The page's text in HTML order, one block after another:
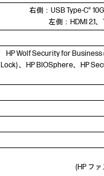
右側：USB Type-C®
左側：HDMI 2.1
HP Wolf Security for
Lock) 、HP BIOSphere、HP
(HP フ